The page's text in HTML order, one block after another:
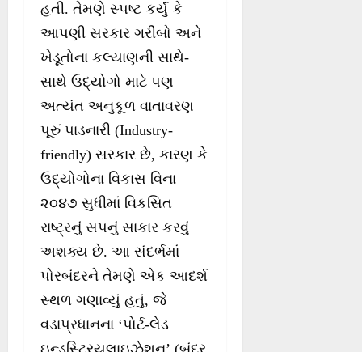
હતી. તેમણે સ્પષ્ટ કર્યું કે
આપણી સરકાર ગરીબો અને
ખેડૂતોના કલ્યાણની સાથે-
સાથે ઉદ્યોગો માટે પણ
અત્યંત અનુકૂળ વાતાવરણ
પૂરું પાડનારી (Industry-
friendly) સરકાર છે, કારણ કે
ઉદ્યોગોના વિકાસ વિના
૨૦૪૭ સુધીમાં વિકસિત
રાષ્ટ્રનું સપનું સાકાર કરવું
અશક્ય છે. આ સંદર્ભમાં
પોરબંદરને તેમણે એક આદર્શ
સ્થળ ગણાવ્યું હતું, જે
વડાપ્રધાનના ‘પોર્ટ-લેડ